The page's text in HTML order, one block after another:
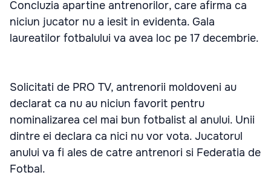
Concluzia apartine antrenorilor, care afirma ca
niciun jucator nu a iesit in evidenta. Gala
laureatilor fotbalului va avea loc pe 17 decembrie.
Solicitati de PRO TV, antrenorii moldoveni au
declarat ca nu au niciun favorit pentru
nominalizarea cel mai bun fotbalist al anului. Unii
dintre ei declara ca nici nu vor vota. Jucatorul
anului va fi ales de catre antrenori si Federatia de
Fotbal.